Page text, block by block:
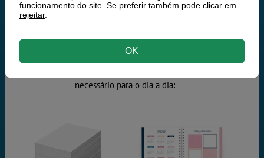
Prepare o regresso às aulas!
necessário para o dia a dia:
funcionamento do site. Se preferir também pode clicar em
rejeitar.
OK